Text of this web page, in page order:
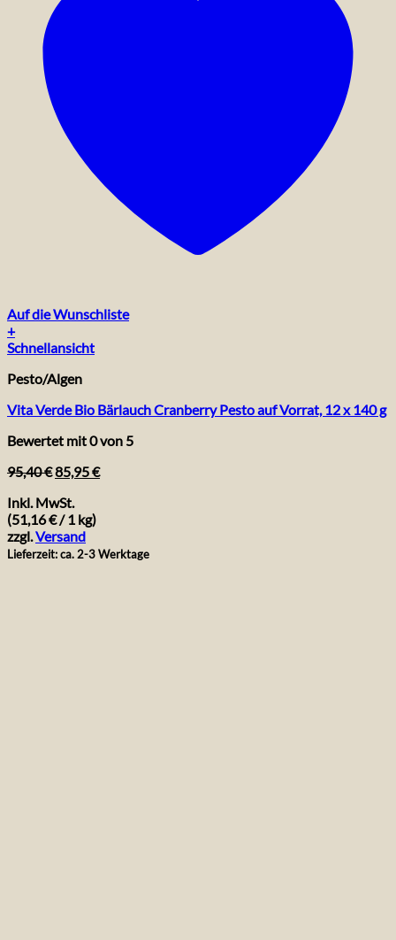
Auf die Wunschliste
+
Schnellansicht
Pesto/Algen
Vita Verde Bio Bärlauch Cranberry Pesto auf Vorrat, 12 x 140 g
Bewertet mit0von 5
95,40€Ursprünglicher
war:
95,40 €
85,95€Aktueller
Inkl. MwSt.
(51,16€/ 1 kg)
zzgl.Versand
Lieferzeit: ca. 2-3 Werktage